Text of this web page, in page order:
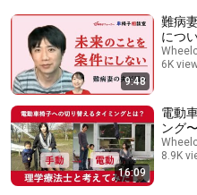
9:48
難病
につ
6K
16:09
電動
ング
8.9K